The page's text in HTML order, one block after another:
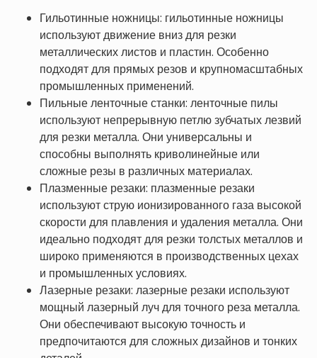
Гильотинные ножницы: гильотинные ножницы
используют движение вниз для резки
металлических листов и пластин. Особенно
подходят для прямых резов и крупномасштабных
промышленных применений.
Пильные ленточные станки: ленточные пилы
используют непрерывную петлю зубчатых лезвий
для резки металла. Они универсальны и
способны выполнять криволинейные или
сложные резы в различных материалах.
Плазменные резаки: плазменные резаки
используют струю ионизированного газа высокой
скорости для плавления и удаления металла. Они
идеально подходят для резки толстых металлов и
широко применяются в производственных цехах
и промышленных условиях.
Лазерные резаки: лазерные резаки используют
мощный лазерный луч для точного реза металла.
Они обеспечивают высокую точность и
предпочитаются для сложных дизайнов и тонких